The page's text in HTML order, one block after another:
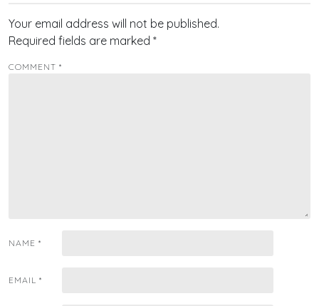
Your email address will not be published.
Required fields are marked *
COMMENT *
NAME *
EMAIL *